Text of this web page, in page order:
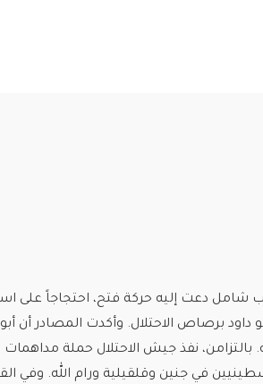
شامل دعت إليه حركة فتح، احتجاجاً على
داود برصاص الاحتلال. وأكدت المصادر أن
بالتزامن، نفذ جيش الاحتلال حملة
أسفرت عن اعتقال 8 فلسطينيين في جنين وقلقيلية ورام